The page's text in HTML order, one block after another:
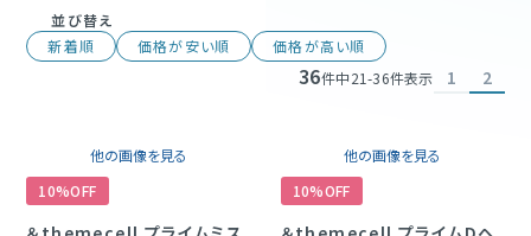
スキンケア
GUIDE
ショッピングガイド
お支払い方法について
配送・送料について
会員規約
並び替え
新着順
価格が安い順 価格が高い順
36件中21-36件表示 1 2
他の画像を見る
10%OFF
他の画像を見る
10%OFF